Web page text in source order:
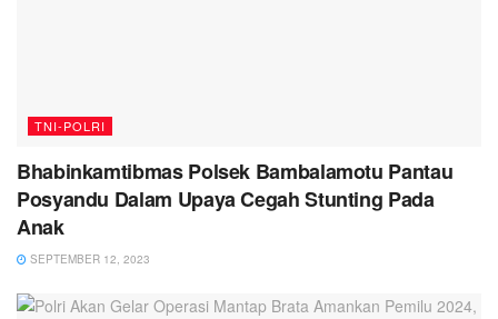
TNI-POLRI
Bhabinkamtibmas Polsek Bambalamotu Pantau
Posyandu Dalam Upaya Cegah Stunting Pada
Anak
SEPTEMBER 12, 2023